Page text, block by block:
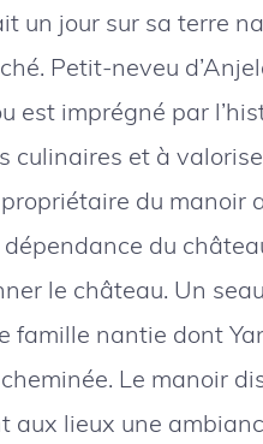
un jour sur sa terre
Petit-neveu
est imprégné par
et à
du manoir
du
le château. Un
famille nantie dont
Le manoir
aux lieux une